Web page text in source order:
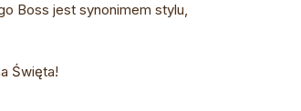
Boss jest synonimem stylu,
Święta!